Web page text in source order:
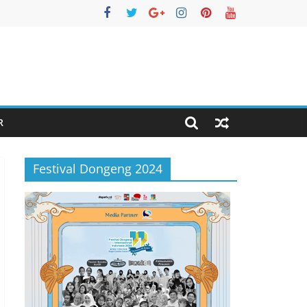
Festival Dongeng 2024